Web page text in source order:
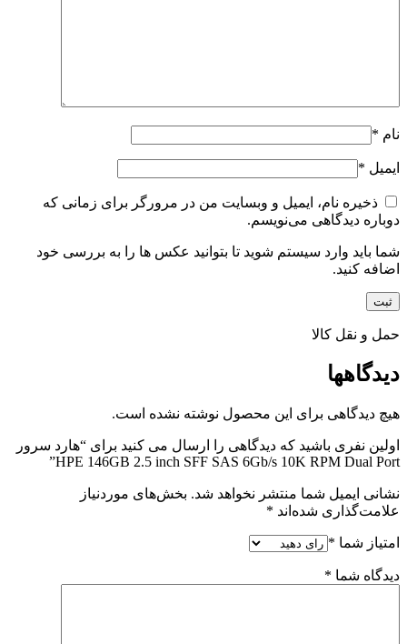
نام *
ایمیل *
ذخیره نام، ایمیل و وبسایت من در مرورگر برای زمانی که
دوباره دیدگاهی می‌نویسم.
شما باید وارد سیستم شوید تا بتوانید عکس ها را به بررسی خود
اضافه کنید.
حمل و نقل کالا
دیدگاهها
هیچ دیدگاهی برای این محصول نوشته نشده است.
اولین نفری باشید که دیدگاهی را ارسال می کنید برای “هارد سرور
HPE 146GB 2.5 inch SFF SAS 6Gb/s 10K RPM Dual Port”
نشانی ایمیل شما منتشر نخواهد شد. بخش‌های موردنیاز
علامت‌گذاری شده‌اند *
امتیاز شما *
دیدگاه شما *